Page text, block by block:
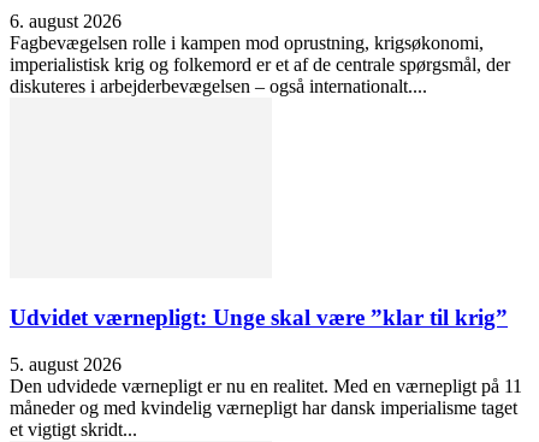
6. august 2026
Fagbevægelsen rolle i kampen mod oprustning, krigsøkonomi,
imperialistisk krig og folkemord er et af de centrale spørgsmål, der
diskuteres i arbejderbevægelsen – også internationalt....
Udvidet værnepligt: Unge skal være ”klar til krig”
5. august 2026
Den udvidede værnepligt er nu en realitet. Med en værnepligt på 11
måneder og med kvindelig værnepligt har dansk imperialisme taget
et vigtigt skridt...